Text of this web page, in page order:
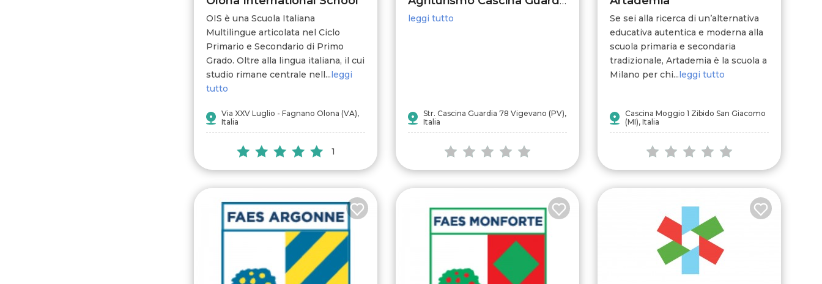
OIS è una Scuola Italiana
Multilingue articolata nel Ciclo
Primario e Secondario di Primo
Grado. Oltre alla lingua italiana, il cui
studio rimane centrale nell...leggi
tutto
Via XXV Luglio - Fagnano Olona (VA),
Italia
1
leggi tutto
Str. Cascina Guardia 78 Vigevano (PV),
Italia
Se sei alla ricerca di un’alternativa
educativa autentica e moderna alla
scuola primaria e secondaria
tradizionale, Artademia è la scuola a
Milano per chi...leggi tutto
Cascina Moggio 1 Zibido San Giacomo
(MI), Italia